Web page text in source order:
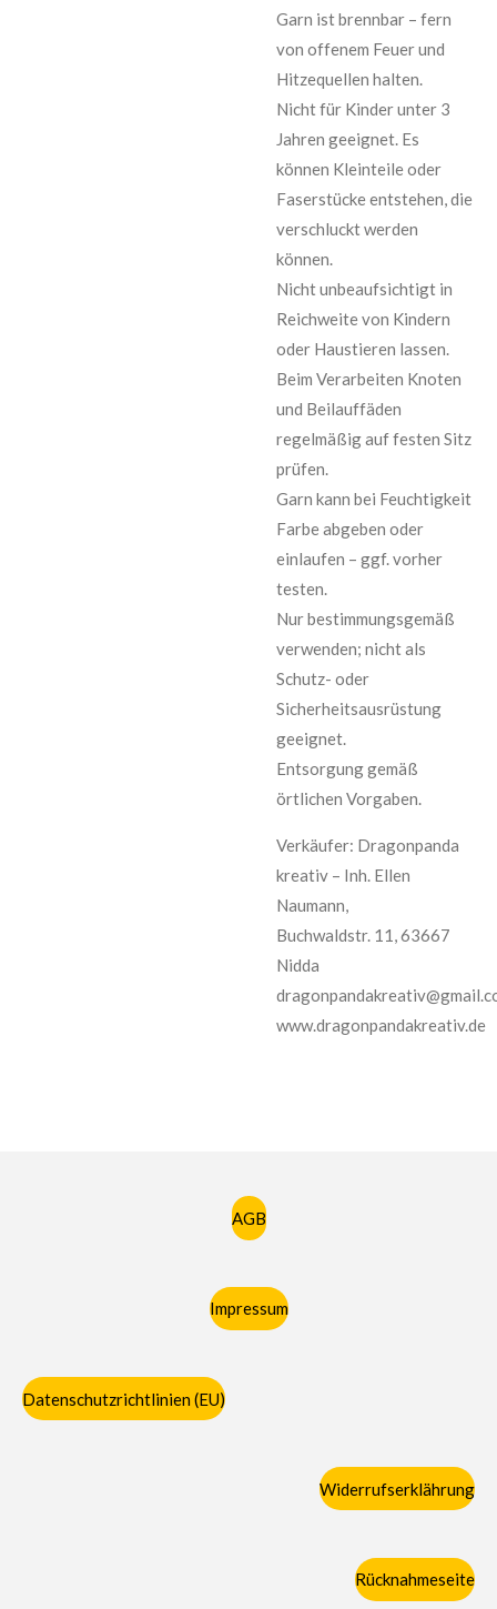
Garn ist brennbar – fern
von offenem Feuer und
Hitzequellen halten.
Nicht für Kinder unter 3
Jahren geeignet. Es
können Kleinteile oder
Faserstücke entstehen, die
verschluckt werden
können.
Nicht unbeaufsichtigt in
Reichweite von Kindern
oder Haustieren lassen.
Beim Verarbeiten Knoten
und Beilauffäden
regelmäßig auf festen Sitz
prüfen.
Garn kann bei Feuchtigkeit
Farbe abgeben oder
einlaufen – ggf. vorher
testen.
Nur bestimmungsgemäß
verwenden; nicht als
Schutz- oder
Sicherheitsausrüstung
geeignet.
Entsorgung gemäß
örtlichen Vorgaben.
Verkäufer: Dragonpanda
kreativ – Inh. Ellen
Naumann,
Buchwaldstr. 11, 63667
Nidda
www.dragonpandakreativ.de
AGB
Impressum
Datenschutzrichtlinien (EU)
Widerrufserklährung
Rücknahmeseite